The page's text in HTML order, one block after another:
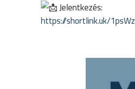
Jelentkezés:
https://shortlink.uk/1psWz